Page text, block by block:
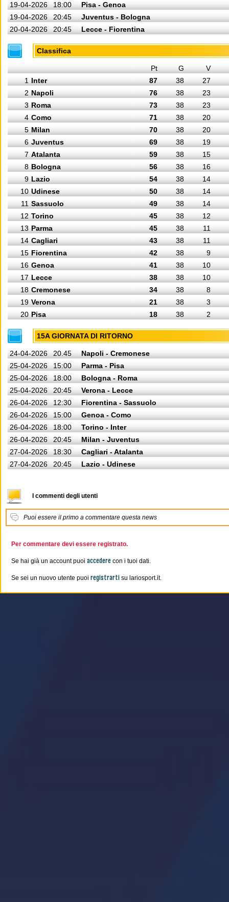
19-04-2026
18:00
Pisa - Genoa
19-04-2026
20:45
Juventus - Bologna
20-04-2026
20:45 Lecce - Fiorentina
Classifica
Pt G
V
1 Inter 87 38
27
2 Napoli 76 38
23
3 Roma 73 38
23
4 Como 71 38
20
5 Milan 70 38
20
6 Juventus 69 38
19
7 Atalanta 59 38
15
8 Bologna 56 38
16
9 Lazio 54 38
14
10 Udinese 50 38
14
11 Sassuolo 49 38
14
12 Torino 45 38
12
13 Parma 45 38
11
14 Cagliari 43 38
11
15 Fiorentina 42 38
9
16 Genoa 41 38
10
17 Lecce 38 38
10
18 Cremonese 34 38
8
19 Verona 21 38
3
20 Pisa 18 38 2
15A GIORNATA DI RITORNO
24-04-2026 20.45
Napoli - Cremonese
25-04-2026
15:00
Parma - Pisa
25-04-2026
18:00
Bologna - Roma
25-04-2026
20:45
Verona - Lecce
26-04-2026
12:30
Fiorentina - Sassuolo
26-04-2026
15:00
Genoa - Como
26-04-2026
18:00
Torino - Inter
26-04-2026
20:45
Milan - Juventus
27-04-2026
18:30
Cagliari - Atalanta
27-04-2026
20:45 Lazio - Udinese
I commenti degli utenti
Puoi essere il primo a commentare questa news
Per commentare devi essere registrato.
Se hai già un account puoi accedere con i tuoi dati.
Se sei un nuovo utente puoi registrarti su lariosport.it.